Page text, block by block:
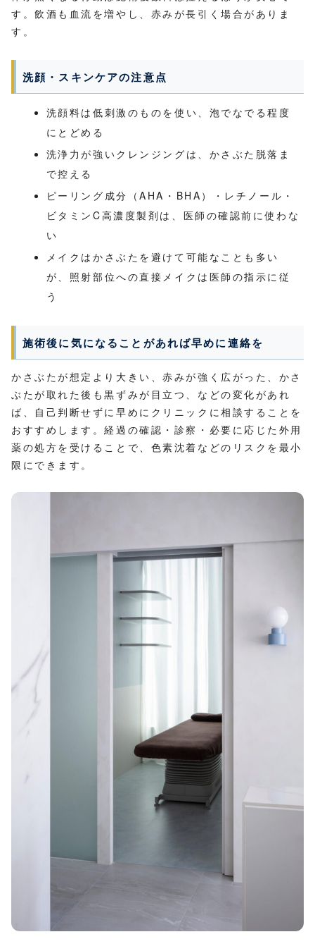
す。飲酒も血流を増やし、赤みが長引く場合がありま
す。
洗顔・スキンケアの注意点
洗顔料は低刺激のものを使い、泡でなでる程度
にとどめる
洗浄力が強いクレンジングは、かさぶた脱落ま
で控える
ピーリング成分（AHA・BHA）・レチノール・
ビタミンC高濃度製剤は、医師の確認前に使わな
い
メイクはかさぶたを避けて可能なことも多い
が、照射部位への直接メイクは医師の指示に従
う
施術後に気になることがあれば早めに連絡を
かさぶたが想定より大きい、赤みが強く広がった、かさ
ぶたが取れた後も黒ずみが目立つ、などの変化があれ
ば、自己判断せずに早めにクリニックに相談することを
おすすめします。経過の確認・診察・必要に応じた外用
薬の処方を受けることで、色素沈着などのリスクを最小
限にできます。